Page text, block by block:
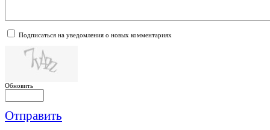
Подписаться на уведомления о новых комментариях
Обновить
Отправить